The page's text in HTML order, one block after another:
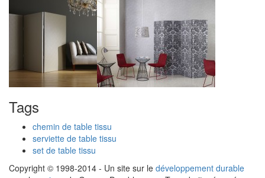
Tags
chemin de table tissu
serviette de table tissu
set de table tissu
Copyright © 1998-2014 - Un site sur le développement durable